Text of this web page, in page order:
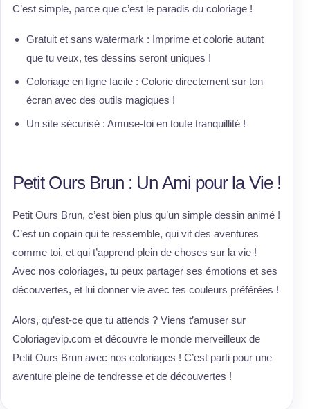
C’est simple, parce que c’est le paradis du coloriage !
Gratuit et sans watermark : Imprime et colorie autant
que tu veux, tes dessins seront uniques !
Coloriage en ligne facile : Colorie directement sur ton
écran avec des outils magiques !
Un site sécurisé : Amuse-toi en toute tranquillité !
Petit Ours Brun : Un Ami pour la Vie !
Petit Ours Brun, c’est bien plus qu’un simple dessin animé !
C’est un copain qui te ressemble, qui vit des aventures
comme toi, et qui t’apprend plein de choses sur la vie !
Avec nos coloriages, tu peux partager ses émotions et ses
découvertes, et lui donner vie avec tes couleurs préférées !
Alors, qu’est-ce que tu attends ? Viens t’amuser sur
Coloriagevip.com et découvre le monde merveilleux de
Petit Ours Brun avec nos coloriages ! C’est parti pour une
aventure pleine de tendresse et de découvertes !